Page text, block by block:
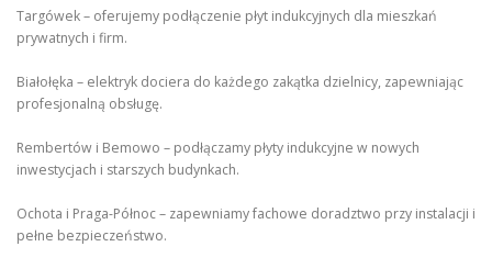
Targówek – oferujemy podłączenie płyt indukcyjnych dla mieszkań
prywatnych i firm.
Białołęka – elektryk dociera do każdego zakątka dzielnicy, zapewniając
profesjonalną obsługę.
Rembertów i Bemowo – podłączamy płyty indukcyjne w nowych
inwestycjach i starszych budynkach.
Ochota i Praga-Północ – zapewniamy fachowe doradztwo przy instalacji i
pełne bezpieczeństwo.